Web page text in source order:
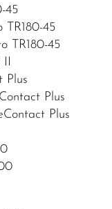
45
TR180-45
TR180-45
II
Plus
Plus
Plus